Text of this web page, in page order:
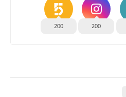
200
200